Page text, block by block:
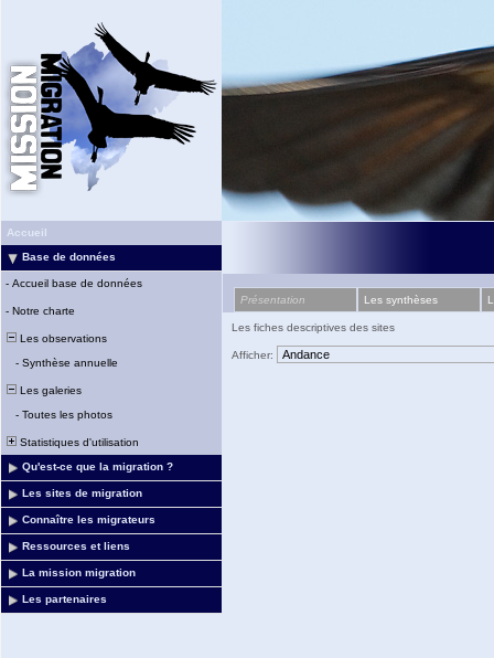
Accueil
Base de données
- Accueil base de données
- Notre charte
Les observations
- Synthèse annuelle
Les galeries
- Toutes les photos
Statistiques d'utilisation
Qu'est-ce que la migration ?
Les sites de migration
Connaître les migrateurs
Ressources et liens
La mission migration
Les partenaires
Présentation Les synthèses
Les fiches descriptives des sites
Afficher: